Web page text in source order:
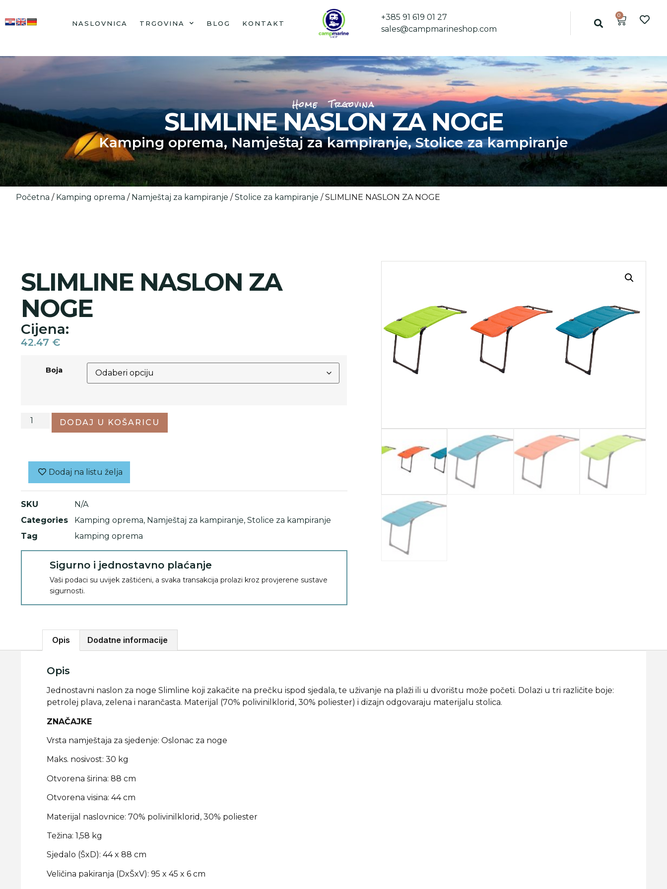
NASLOVNICA TRGOVINA BLOG KONTAKT
+385 91 619 01 27
sales@campmarineshop.com
0
Home Trgovina
SLIMLINE NASLON ZA NOGE
Kamping oprema, Namještaj za kampiranje,Stolice za kampiranje
Početna / Kamping oprema / Namještaj za kampiranje /Stolice za kampiranje / SLIMLINE NASLON ZA NOGE
SLIMLINE NASLON ZA
NOGE
Cijena:
42.47 €
Boja
DODAJ U KOŠARICU
Dodaj na listu želja
SKU
N/A
Categories
Kamping oprema, Namještaj za kampiranje, Stolice za kampiranje
Tag
kamping oprema
Sigurno i jednostavno plaćanje
Vaši podaci su uvijek zaštićeni, a svaka transakcija prolazi kroz provjerene sustave
sigurnosti.
Opis Dodatne informacije
Opis
Jednostavni naslon za noge Slimline koji zakačite na prečku ispod sjedala, te uživanje na plaži ili u dvorištu može početi. Dolazi u tri različite boje:
petrolej plava, zelena i narančasta. Materijal (70% polivinilklorid, 30% poliester) i dizajn odgovaraju materijalu stolica.
ZNAČAJKE
Vrsta namještaja za sjedenje: Oslonac za noge
Maks. nosivost: 30 kg
Otvorena širina: 88 cm
Otvorena visina: 44 cm
Materijal naslovnice: 70% polivinilklorid, 30% poliester
Težina: 1,58 kg
Sjedalo (ŠxD): 44 x 88 cm
Veličina pakiranja (DxŠxV): 95 x 45 x 6 cm